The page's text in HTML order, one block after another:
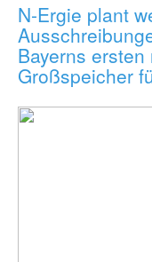
N-Ergie plant
Bayerns
Großspeicher